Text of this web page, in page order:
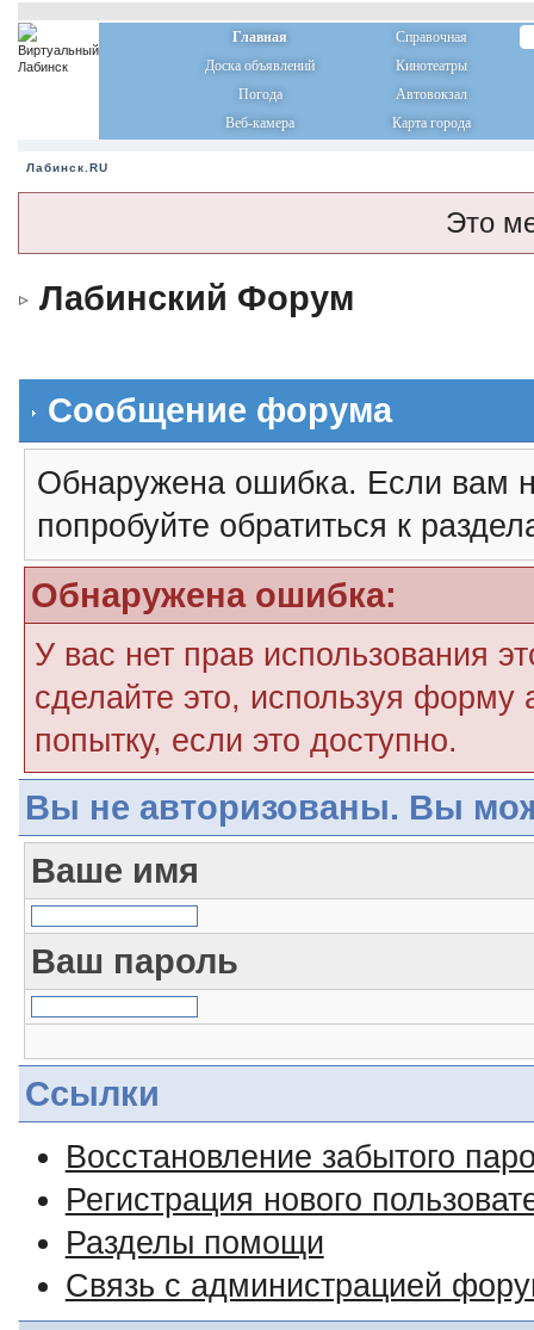
Главная
Справочная
Доска объявлений
Кинотеатры
Погода
Автовокзал
Веб-камера
Карта города
Лабинск.RU
Это
Лабинский Форум
Сообщение форума
Обнаружена ошибка. Если вам
попробуйте обратиться к
Обнаружена ошибка:
У вас нет прав использования
сделайте это, используя форму
попытку, если это доступно.
Вы не авторизованы. Вы
Ваше имя
Ваш пароль
Ссылки
Восстановление забытого
Регистрация нового
Разделы помощи
Связь с администрацией